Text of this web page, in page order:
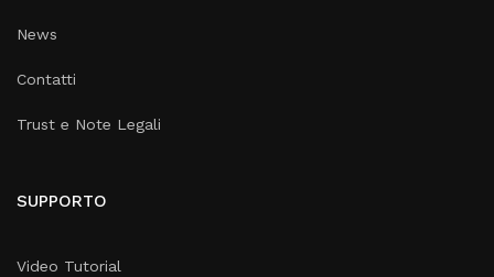
News
Contatti
Trust e Note Legali
SUPPORTO
Video Tutorial